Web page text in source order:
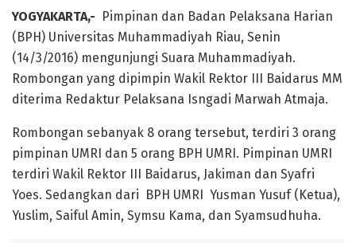
YOGYAKARTA,-
Pimpinan dan Badan Pelaksana Harian
(BPH) Universitas Muhammadiyah Riau, Senin
(14/3/2016) mengunjungi Suara Muhammadiyah.
Rombongan yang dipimpin Wakil Rektor III Baidarus MM
diterima Redaktur Pelaksana Isngadi Marwah Atmaja.
Rombongan sebanyak 8 orang tersebut, terdiri 3 orang
pimpinan UMRI dan 5 orang BPH UMRI. Pimpinan UMRI
terdiri Wakil Rektor III Baidarus, Jakiman dan Syafri
Yoes. Sedangkan dari BPH UMRI Yusman Yusuf (Ketua),
Yuslim, Saiful Amin, Symsu Kama, dan Syamsudhuha.